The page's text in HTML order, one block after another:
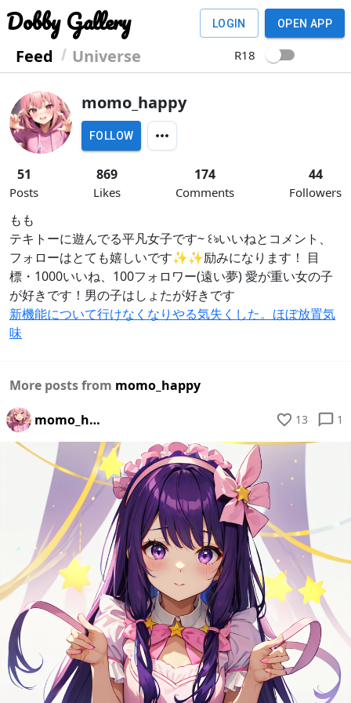
Dobby Gallery
Feed Universe
LOGIN OPEN APP
R18
momo_happy
FOLLOW
51
Posts
869
Likes
174
Comments
44
Followers
もも
テキトーに遊んでる平凡女子です~ ꒰ঌいいねとコメント、
フォローはとても嬉しいです✨✨励みになります！ 目
標・1000いいね、100フォロワー(遠い夢) 愛が重い女の子
が好きです！男の子はしょたが好きです
新機能について行けなくなりやる気失くした。ほぼ放置気
味
More posts from momo_happy
momo_happy
13 1